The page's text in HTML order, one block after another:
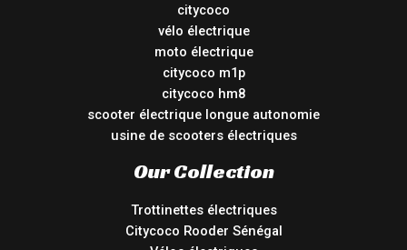
citycoco
vélo électrique
moto électrique
citycoco m1p
citycoco hm8
scooter électrique longue autonomie
usine de scooters électriques
Our Collection
Trottinettes électriques
Citycoco Rooder Sénégal